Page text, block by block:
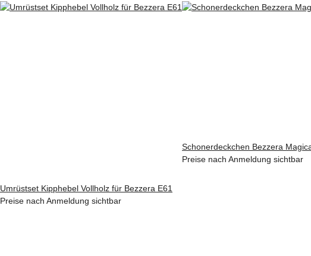
Umrüstset Kipphebel Vollholz für Bezzera E61
Preise nach Anmeldung sichtbar
Schonerdeckchen Bezzera
Preise nach Anmeldung sichtbar